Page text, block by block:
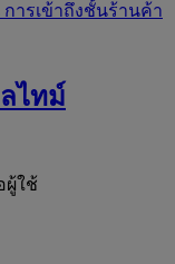
การเข้าถึงชั้นร้านค้า
ไทม์
ผู้ใช้